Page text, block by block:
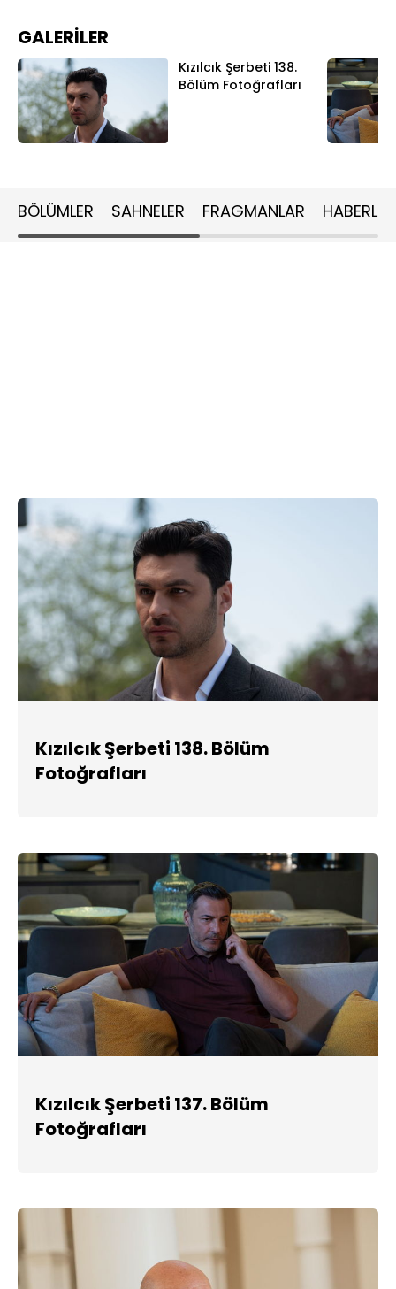
GALERİLER
Kızılcık Şerbeti 138.
Bölüm Fotoğrafları
BÖLÜMLER SAHNELER FRAGMANLAR HABERLER
Kızılcık Şerbeti 138. Bölüm
Fotoğrafları
Kızılcık Şerbeti 137. Bölüm
Fotoğrafları